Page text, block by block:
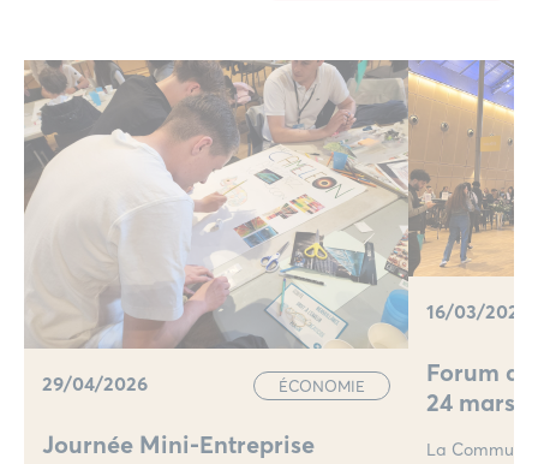
29/04/2026 ÉCONOMIE
Journée Mini-Entreprise
16/03/2026
Forum
24 mars
La